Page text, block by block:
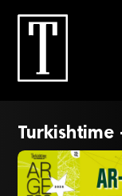
Turkishtime